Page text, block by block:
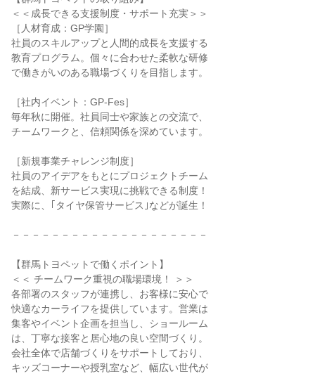
＜＜成長できる支援制度・サポート充実＞＞
［人材育成：GP学園］
社員のスキルアップと人間的成長を支援する
教育プログラム。個々に合わせた柔軟な研修
で働きがいのある職場づくりを目指します。
［社内イベント：GP-Fes］
毎年秋に開催。社員同士や家族との交流で、
チームワークと、信頼関係を深めています。
［新規事業チャレンジ制度］
社員のアイデアをもとにプロジェクトチーム
を結成、新サービス実現に挑戦できる制度！
実際に、｢タイヤ保管サービス｣などが誕生！
－－－－－－－－－－－－－－－－－－－－
【群馬トヨペットで働くポイント】
＜＜ チームワーク重視の職場環境！ ＞＞
各部署のスタッフが連携し、お客様に安心で
快適なカーライフを提供しています。営業は
集客やイベント企画を担当し、ショールーム
は、丁寧な接客と居心地の良い空間づくり。
会社全体で店舗づくりをサポートしており、
キッズコーナーや授乳室など、幅広い世代が